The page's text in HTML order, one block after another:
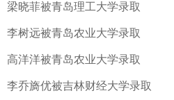
梁晓菲被青岛理工大学录取
李树远被青岛农业大学录取
高洋洋被青岛农业大学录取
李乔旖优被吉林财经大学录取